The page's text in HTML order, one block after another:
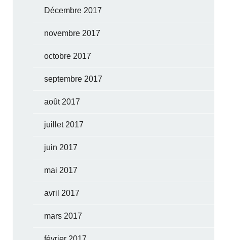
Décembre 2017
novembre 2017
octobre 2017
septembre 2017
août 2017
juillet 2017
juin 2017
mai 2017
avril 2017
mars 2017